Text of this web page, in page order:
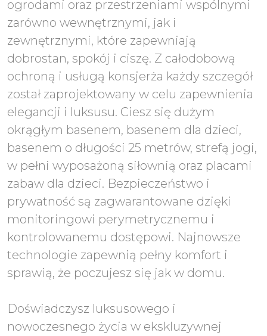
ogrodami oraz przestrzeniami wspólnymi
zarówno wewnętrznymi, jak i
zewnętrznymi, które zapewniają
dobrostan, spokój i ciszę. Z całodobową
ochroną i usługą konsjerża każdy szczegół
został zaprojektowany w celu zapewnienia
elegancji i luksusu. Ciesz się dużym
okrągłym basenem, basenem dla dzieci,
basenem o długości 25 metrów, strefą jogi,
w pełni wyposażoną siłownią oraz placami
zabaw dla dzieci. Bezpieczeństwo i
prywatność są zagwarantowane dzięki
monitoringowi perymetrycznemu i
kontrolowanemu dostępowi. Najnowsze
technologie zapewnią pełny komfort i
sprawią, że poczujesz się jak w domu.
Doświadczysz luksusowego i
nowoczesnego życia w ekskluzywnej